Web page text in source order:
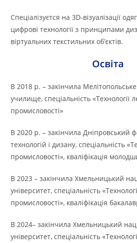
Спеціалізуєтся на 3D-візуалізації
цифрові технології з принципами
віртуальних текстильних об’єктів.
Освіта
В 2018 р. – закінчила
училище, спеціальність «Технології
промисловості»
В 2020 р. – закінчила Дніпровський
технологій і дизану, спеціальність
промисловості», кваліфікація
В 2023 – закінчила Хмельницький
університет, спеціальність
промисловості», кваліфікація
В 2024– закінчила Хмельницький
університет, спеціальність